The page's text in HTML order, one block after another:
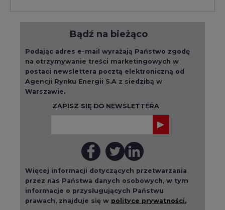
Podając adres e-mail wyrażają Państwo zgodę
na otrzymywanie treści marketingowych w
postaci newslettera pocztą elektroniczną od
Agencji Rynku Energii S.A z siedzibą w
Warszawie.
ZAPISZ SIĘ DO NEWSLETTERA
Więcej informacji dotyczących przetwarzania
przez nas Państwa danych osobowych, w tym
informacje o przysługujących Państwu
prawach, znajduje się w polityce prywatności.
Raporty branżowe